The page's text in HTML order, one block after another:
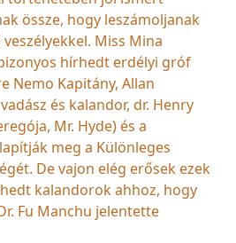
össze, hogy leszámoljanak
Miss Mina
hírhedt erdélyi gróf
Nemo Kapitány, Allan
és kalandor, dr. Henry
Mr. Hyde) és a
meg a Különleges
De vajon elég erősek ezek
kalandorok ahhoz, hogy
Fu Manchu jelentette